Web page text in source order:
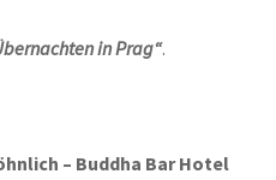
in Prag“.
– Buddha Bar Hotel